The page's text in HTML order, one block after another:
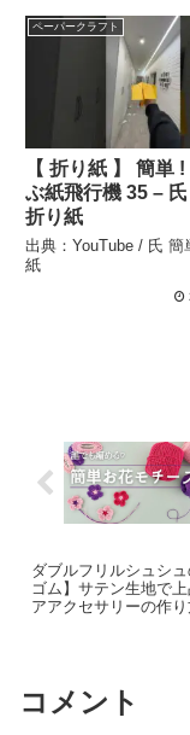
Craft
ペーパークラフト
【 折り紙 】 簡単
ぶ紙飛行機 35 –
折り紙
出典：YouTube / 氏 簡
紙
ダブルフリルシュシ
ゴム】サテン生地で
アアクセサリーの作
コメント